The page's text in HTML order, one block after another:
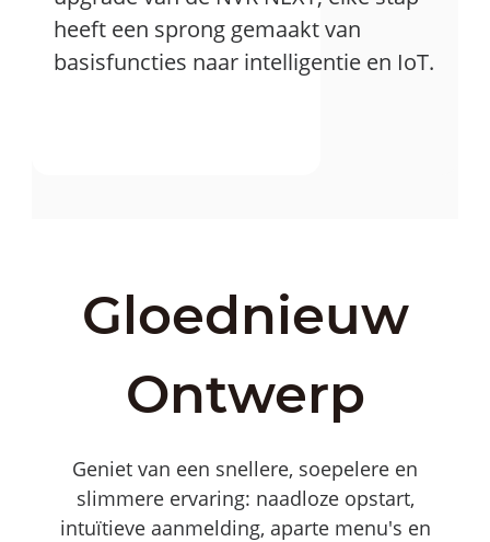
heeft een sprong gemaakt van
basisfuncties naar intelligentie en IoT.
Gloednieuw
Ontwerp
Geniet van een snellere, soepelere en
slimmere ervaring: naadloze opstart,
intuïtieve aanmelding, aparte menu's en